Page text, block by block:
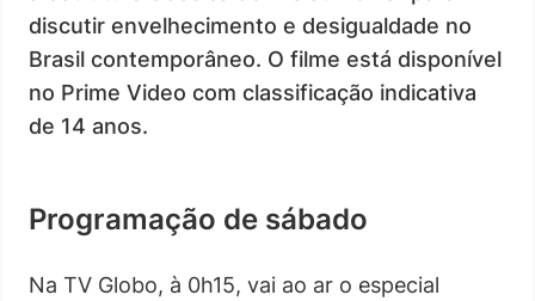
discutir envelhecimento e desigualdade no
Brasil contemporâneo. O filme está disponível
no Prime Video com classificação indicativa
de 14 anos.
Programação de sábado
Na TV Globo, à 0h15, vai ao ar o especial